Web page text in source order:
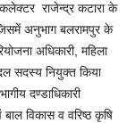
कलेक्टर राजेन्द्र कटारा के
अनुभाग बलरामपुर के
अधिकारी, महिला
दल सदस्य नियुक्त किया
दण्डाधिकारी
विकास व वरिष्ठ कृषि